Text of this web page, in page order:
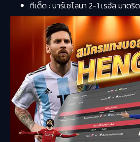
ทีเด็ด : บาร์เซโลนา 2-1 เรอัล มาดริด